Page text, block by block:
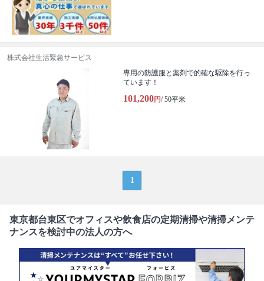
株式会社生活緊急サービス
専用の防護服と薬剤で的確な駆除を行っ
ています！
101,200円/ 50平米
1
東京都台東区でオフィスや飲食店の定期清掃や清掃メンテ
ナンスを検討中の法人の方へ